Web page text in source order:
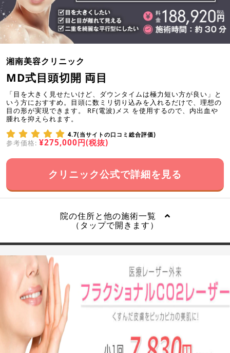
湘南美容クリニック
MD式目頭切開 両目
「目を大きく見せたいけど、ダウンタイムは極力短い方が良い」と
いう方におすすめ。目頭に数ミリ切り込みを入れるだけで、理想の
目の形が実現できます。 RF(電波)メス を使用するので、内出血や
腫れを抑えられます。
4.7(当サイトの口コミ総合評価)
参考価格: ¥275,000円(税抜)
クリニック公式で詳細を見る
院の住所と他の施術一覧
（タップで開きます）